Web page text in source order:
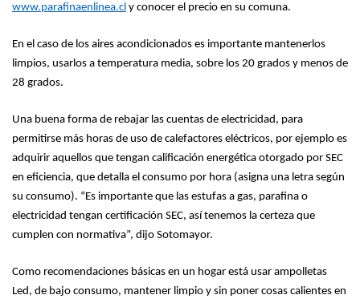
www.parafinaenlinea.cl y conocer el precio en su comuna.
En el caso de los aires acondicionados es importante mantenerlos
limpios, usarlos a temperatura media, sobre los 20 grados y menos de
28 grados.
Una buena forma de rebajar las cuentas de electricidad, para
permitirse más horas de uso de calefactores eléctricos, por ejemplo es
adquirir aquellos que tengan calificación energética otorgado por SEC
en eficiencia, que detalla el consumo por hora (asigna una letra según
su consumo). “Es importante que las estufas a gas, parafina o
electricidad tengan certificación SEC, así tenemos la certeza que
cumplen con normativa”, dijo Sotomayor.
Como recomendaciones básicas en un hogar está usar ampolletas
Led, de bajo consumo, mantener limpio y sin poner cosas calientes en